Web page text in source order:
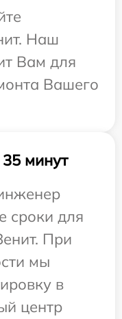
Наш
Вам для
Вашего
минут
сроки для
При
мы
в
центр